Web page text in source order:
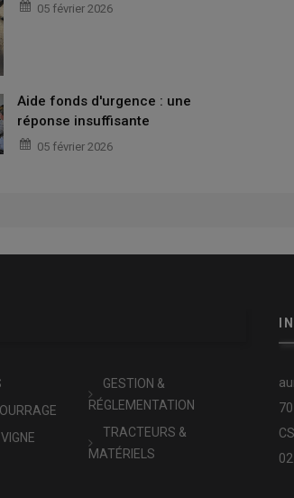
05 février 2026
Aide fonds d'urgence : une
réponse insuffisante
05 février 2026
GESTION &
RÉGLEMENTATION
TRACTEURS &
MATÉRIELS